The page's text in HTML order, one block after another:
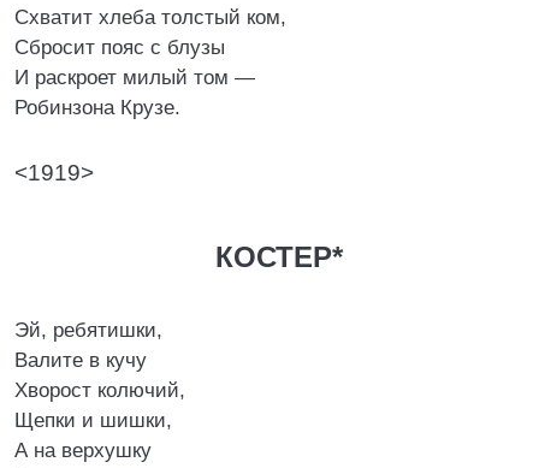
Схватит хлеба толстый ком,
Сбросит пояс с блузы
И раскроет милый том —
Робинзона Крузе.
<1919>
КОСТЕР*
Эй, ребятишки,
Валите в кучу
Хворост колючий,
Щепки и шишки,
А на верхушку